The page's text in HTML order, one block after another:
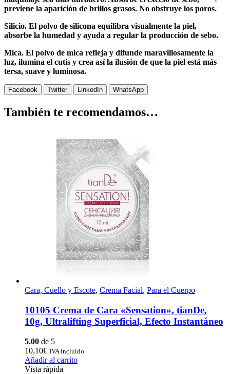
previene la aparición de brillos grasos. No obstruye los poros.
Silicio. El polvo de silicona equilibra visualmente la piel,
absorbe la humedad y ayuda a regular la producción de sebo.
Mica. El polvo de mica refleja y difunde maravillosamente la
luz, ilumina el cutis y crea así la ilusión de que la piel está más
tersa, suave y luminosa.
Facebook Twitter LinkedIn WhatsApp
También te recomendamos…
Cara, Cuello y Escote, Crema Facial, Para el Cuerpo
10105 Crema de Cara «Sensation», tianDe,
10g, Ultralifting Superficial, Efecto Instantáneo
5.00 de 5
10,10€ IVA incluido
Añadir al carrito
Vista rápida